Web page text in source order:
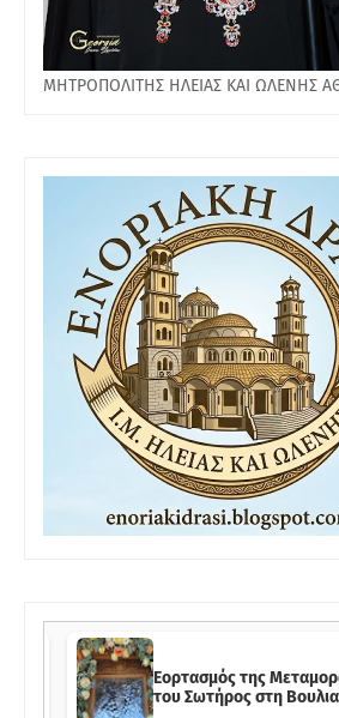
ΜΗΤΡΟΠΟΛΙΤΗΣ ΗΛΕΙΑΣ ΚΑΙ ΩΛΕΝΗΣ
Εορτασμός της
του Σωτήρος στη